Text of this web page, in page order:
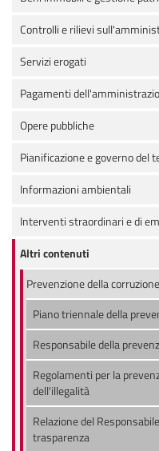
Controlli e rilievi
Servizi erogati
Pagamenti
Opere pubbliche
Pianificazione e governo del
Informazioni ambientali
Interventi straordinari e di
Altri contenuti
Prevenzione della corruzione
Piano triennale della
Responsabile della
Regolamenti per la
dell'illegalità
Relazione del
trasparenza